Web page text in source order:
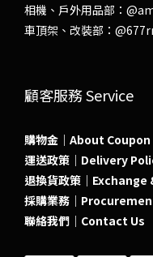
相機、戶外用品部：
車頂架、改裝部：
顧客服務 Service
購物金｜About Coupon
運送政策｜Delivery
退換貨政策｜
採購業務｜
聯絡我們｜Contact Us